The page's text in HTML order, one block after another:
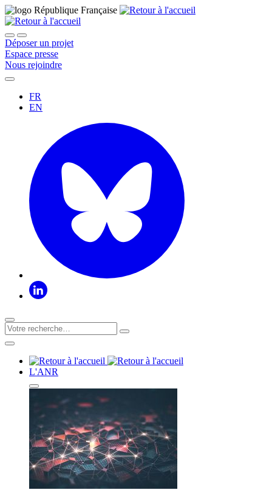
Déposer un projet
Espace presse
Nous rejoindre
FR
EN
L'ANR